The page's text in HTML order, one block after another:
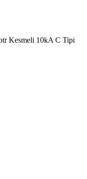
Kesmeli 10kA C Tipi